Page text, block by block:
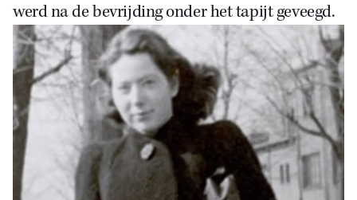
werd na de bevrijding onder het tapijt geveegd.